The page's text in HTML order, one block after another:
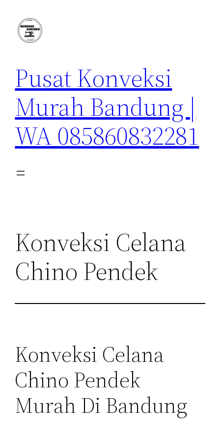
konten
Pusat Konveksi
Murah Bandung |
WA 085860832281
Konveksi Celana
Chino Pendek
Konveksi Celana
Chino Pendek
Murah Di Bandung